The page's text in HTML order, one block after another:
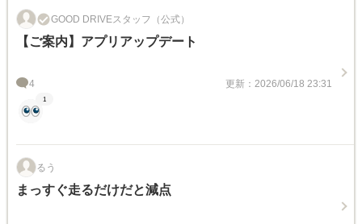
GOOD DRIVEスタッフ（公式）
【ご案内】アプリアップデート
4 更新：2026/06/18 23:31
1
るう
まっすぐ走るだけだと減点